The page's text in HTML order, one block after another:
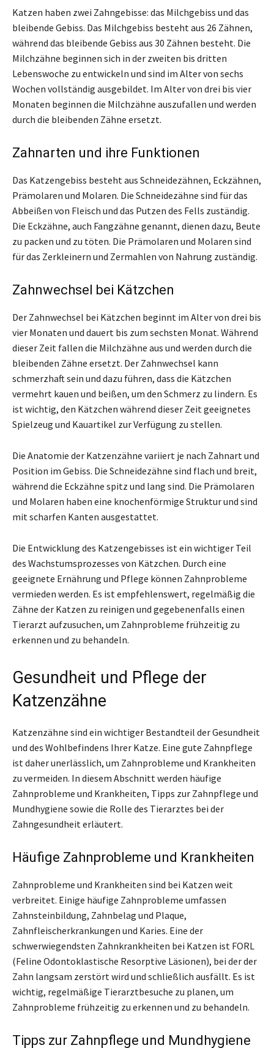
Katzen haben zwei Zahngebisse: das Milchgebiss und das
bleibende Gebiss. Das Milchgebiss besteht aus 26 Zähnen,
während das bleibende Gebiss aus 30 Zähnen besteht. Die
Milchzähne beginnen sich in der zweiten bis dritten
Lebenswoche zu entwickeln und sind im Alter von sechs
Wochen vollständig ausgebildet. Im Alter von drei bis vier
Monaten beginnen die Milchzähne auszufallen und werden
durch die bleibenden Zähne ersetzt.
Zahnarten und ihre Funktionen
Das Katzengebiss besteht aus Schneidezähnen, Eckzähnen,
Prämolaren und Molaren. Die Schneidezähne sind für das
Abbeißen von Fleisch und das Putzen des Fells zuständig.
Die Eckzähne, auch Fangzähne genannt, dienen dazu, Beute
zu packen und zu töten. Die Prämolaren und Molaren sind
für das Zerkleinern und Zermahlen von Nahrung zuständig.
Zahnwechsel bei Kätzchen
Der Zahnwechsel bei Kätzchen beginnt im Alter von drei bis
vier Monaten und dauert bis zum sechsten Monat. Während
dieser Zeit fallen die Milchzähne aus und werden durch die
bleibenden Zähne ersetzt. Der Zahnwechsel kann
schmerzhaft sein und dazu führen, dass die Kätzchen
vermehrt kauen und beißen, um den Schmerz zu lindern. Es
ist wichtig, den Kätzchen während dieser Zeit geeignetes
Spielzeug und Kauartikel zur Verfügung zu stellen.
Die Anatomie der Katzenzähne variiert je nach Zahnart und
Position im Gebiss. Die Schneidezähne sind flach und breit,
während die Eckzähne spitz und lang sind. Die Prämolaren
und Molaren haben eine knochenförmige Struktur und sind
mit scharfen Kanten ausgestattet.
Die Entwicklung des Katzengebisses ist ein wichtiger Teil
des Wachstumsprozesses von Kätzchen. Durch eine
geeignete Ernährung und Pflege können Zahnprobleme
vermieden werden. Es ist empfehlenswert, regelmäßig die
Zähne der Katzen zu reinigen und gegebenenfalls einen
Tierarzt aufzusuchen, um Zahnprobleme frühzeitig zu
erkennen und zu behandeln.
Gesundheit und Pflege der
Katzenzähne
Katzenzähne sind ein wichtiger Bestandteil der Gesundheit
und des Wohlbefindens Ihrer Katze. Eine gute Zahnpflege
ist daher unerlässlich, um Zahnprobleme und Krankheiten
zu vermeiden. In diesem Abschnitt werden häufige
Zahnprobleme und Krankheiten, Tipps zur Zahnpflege und
Mundhygiene sowie die Rolle des Tierarztes bei der
Zahngesundheit erläutert.
Häufige Zahnprobleme und Krankheiten
Zahnprobleme und Krankheiten sind bei Katzen weit
verbreitet. Einige häufige Zahnprobleme umfassen
Zahnsteinbildung, Zahnbelag und Plaque,
Zahnfleischerkrankungen und Karies. Eine der
schwerwiegendsten Zahnkrankheiten bei Katzen ist FORL
(Feline Odontoklastische Resorptive Läsionen), bei der der
Zahn langsam zerstört wird und schließlich ausfällt. Es ist
wichtig, regelmäßige Tierarztbesuche zu planen, um
Zahnprobleme frühzeitig zu erkennen und zu behandeln.
Tipps zur Zahnpflege und Mundhygiene